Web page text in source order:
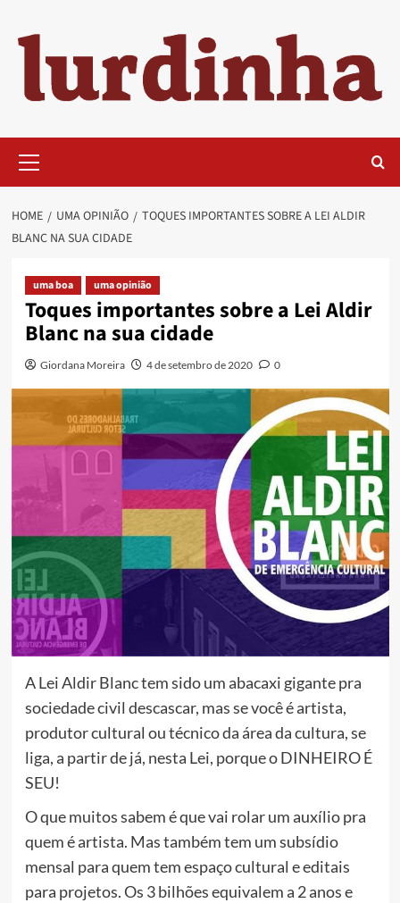
content
Menu
HOME UMA OPINIÃO
TOQUES IMPORTANTES SOBRE A LEI ALDIR
BLANC NA SUA CIDADE
uma boa uma opinião
Toques importantes sobre a Lei Aldir
Blanc na sua cidade
Giordana Moreira 4 de setembro de 2020 0
A Lei Aldir Blanc tem sido um abacaxi gigante pra
sociedade civil descascar, mas se você é artista,
produtor cultural ou técnico da área da cultura, se
liga, a partir de já, nesta Lei, porque o DINHEIRO É
SEU!
O que muitos sabem é que vai rolar um auxílio pra
quem é artista. Mas também tem um subsídio
mensal para quem tem espaço cultural e editais
para projetos. Os 3 bilhões equivalem a 2 anos e